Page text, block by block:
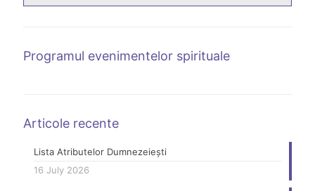
Programul evenimentelor spirituale
Articole recente
Lista Atributelor Dumnezeiești
16 July 2026